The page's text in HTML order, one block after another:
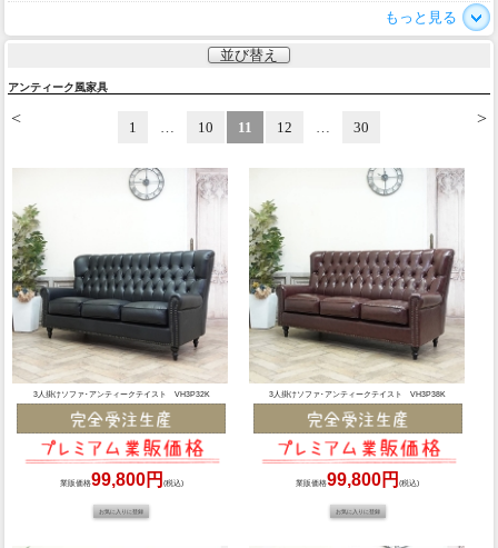
もっと見る
並び替え
アンティーク風家具
< >
1 10 11 12 30
3人掛けソファ･アンティークテイスト VH3P32K
業販価格99,800円 (税込)
3人掛けソファ･アンティークテイスト VH3P38K
業販価格99,800円(税込)